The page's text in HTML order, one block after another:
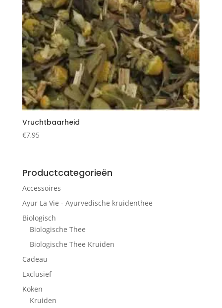
Vruchtbaarheid
€7,95
Productcategorieën
Accessoires
Ayur La Vie - Ayurvedische kruidenthee
Biologisch
Biologische Thee
Biologische Thee Kruiden
Cadeau
Exclusief
Koken
Kruiden